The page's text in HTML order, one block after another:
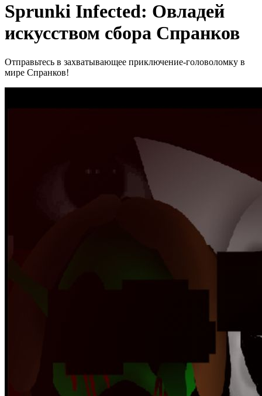
Sprunki Infected: Овладей
искусством сбора Спранков
Отправьтесь в захватывающее приключение-головоломку в
мире Спранков!